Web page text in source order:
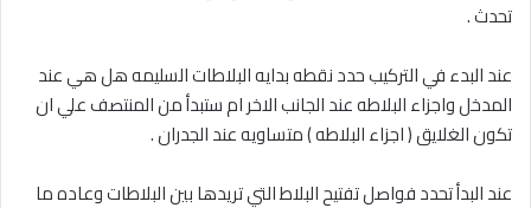
تحدث .
عند البدء في التركيب حدد نقطه بدايه البلاطات السليمه هل هي عند
المدخل واجزاء البلاطه عند الجانب الاخر ام ستبدأ من المنتصف علي ان
تكون الغلايق ( اجزاء البلاطه ) متساويه عند الجدران .
عند البدأ تحدد فواصل تفتيح البلاط التي تريدها بين البلاطات وعاده ما